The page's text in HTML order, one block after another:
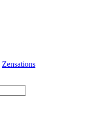
Zensations